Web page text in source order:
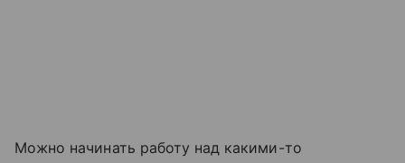
Можно начинать работу над какими-то